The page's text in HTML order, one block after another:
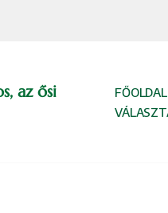
az ősi
FŐOLDAL